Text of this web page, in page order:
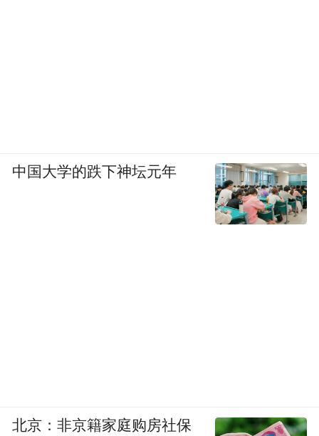
中国大学的跌下神坛元年
北京：非京籍家庭购房社保